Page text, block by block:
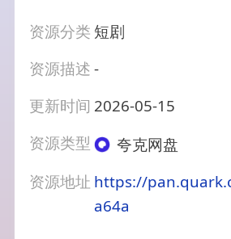
资源分类 短剧
资源描述-
更新时间 2026-05-15
资源类型
夸克网盘
资源地址 https://
a64a